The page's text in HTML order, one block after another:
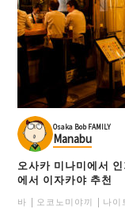
Osaka Bob FAMILY
Manabu
오사카 미나미에서
에서 이자카야 추천
바 오코노미야끼 나이